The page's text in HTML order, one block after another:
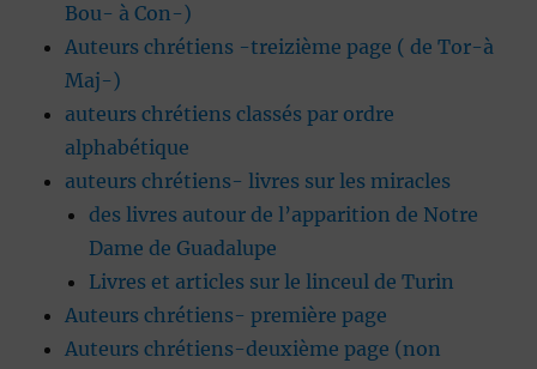
Bou- à Con-)
Auteurs chrétiens -treizième page ( de Tor-à
Maj-)
auteurs chrétiens classés par ordre
alphabétique
auteurs chrétiens- livres sur les miracles
des livres autour de l’apparition de Notre
Dame de Guadalupe
Livres et articles sur le linceul de Turin
Auteurs chrétiens- première page
Auteurs chrétiens-deuxième page (non